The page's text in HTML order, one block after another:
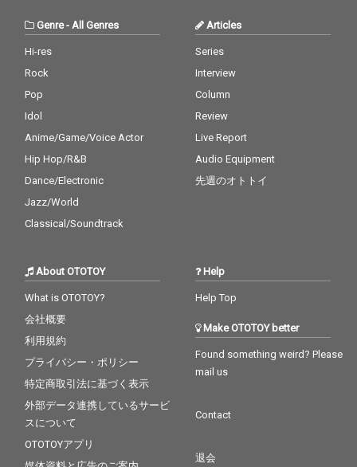
Genre- All Genres
Hi-res
Rock
Pop
Idol
Anime/Game/Voice Actor
Hip Hop/R&B
Dance/Electronic
Jazz/World
Classical/Soundtrack
Articles
Series
Interview
Column
Review
Live Report
Audio Equipment
先週のオトトイ
About OTOTOY
What is OTOTOY?
会社概要
利用規約
プライバシー・ポリシー
特定商取引法に基づく表示
外部データ連携しているサービ
スについて
OTOTOYアプリ
Help
Help Top
Make OTOTOY better
Found something weird? Please
mail us
Contact
退会